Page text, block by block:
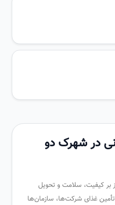
شهرک دو
سلامت و تحویل
شرکت‌ها، سازمان‌ها